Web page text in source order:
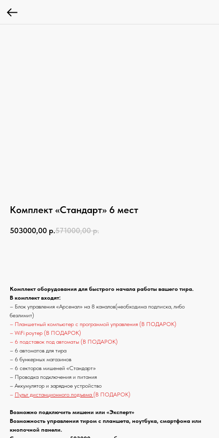
Комплект «Стандарт» 6 мест
503000,00 р.571000,00 р.
Комплект оборудования для быстрого начала работы вашего тира.
В комплект входят:
– Блок управления «Арсенал» на 8 каналов(необходима подписка, либо
безлимит)
– Планшетный компьютер с программой управления (В ПОДАРОК)
– WiFi роутер (В ПОДАРОК)
– 6 подставок под автоматы (В ПОДАРОК)
– 6 автоматов для тира
– 6 бункерных магазинов
– 6 секторов мишеней «Стандарт»
– Проводка подключения и питания
– Аккумулятор и зарядное устройство
– Пульт дистанционного подъема (В ПОДАРОК)
Возможно подключить мишени или «Эксперт»
Возможность управления тиром с планшета, ноутбука, смартфона или
кнопочной панели.